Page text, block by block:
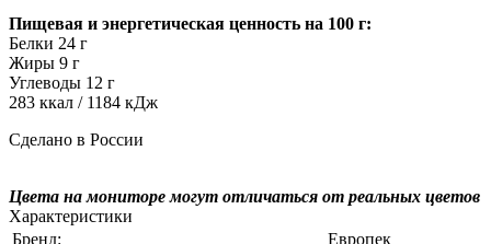
Пищевая и энергетическая ценность на 100 г:
Белки 24 г
Жиры 9 г
Углеводы 12 г
283 ккал / 1184 кДж
Сделано в России
Цвета на мониторе могут отличаться от реальных цветов
Характеристики
Бренд:
Европек